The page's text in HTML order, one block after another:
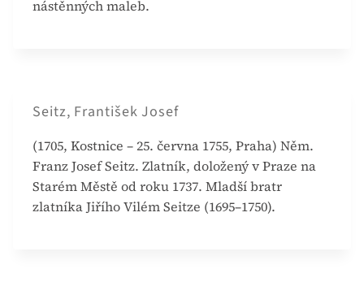
nástěnných maleb.
Seitz, František Josef
(1705, Kostnice – 25. června 1755, Praha) Něm.
Franz Josef Seitz. Zlatník, doložený v Praze na
Starém Městě od roku 1737. Mladší bratr
zlatníka Jiřího Vilém Seitze (1695–1750).